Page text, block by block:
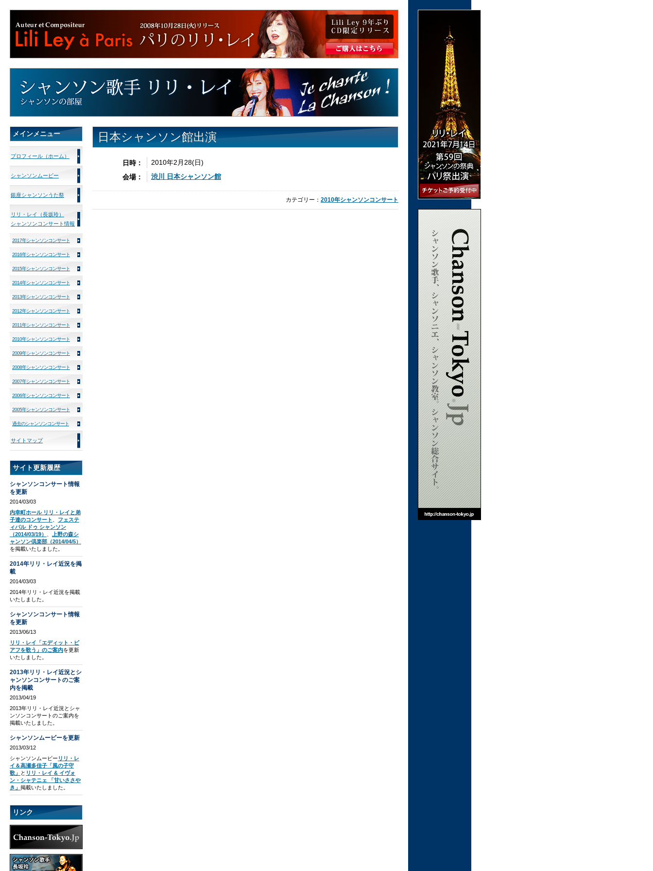
日本シャンソン館出演
日時：
2010年2月28(日)
会場：
渋川 日本シャンソン館
カテゴリー： 2010年シャンソンコンサート
メインメニュー
プロフィール（ホーム）
シャンソンムービー
銀座シャンソンうた祭
リリ・レイ（長坂玲）
シャンソンコンサート情報
2017年シャンソンコンサート
2016年シャンソンコンサート
2015年シャンソンコンサート
2014年シャンソンコンサート
2013年シャンソンコンサート
2012年シャンソンコンサート
2011年シャンソンコンサート
2010年シャンソンコンサート
2009年シャンソンコンサート
2008年シャンソンコンサート
2007年シャンソンコンサート
2006年シャンソンコンサート
2005年シャンソンコンサート
過去のシャンソンコンサート
サイトマップ
サイト更新履歴
シャンソンコンサート情報
を更新
2014/03/03
内幸町ホール リリ・レイと弟
子達のコンサート
フェステ
ィバル ドゥ シャンソン
（2014/03/19）
上野の森シ
ャンソン倶楽部（2014/04/5）
を掲載いたしました。
2014年リリ・レイ近況を掲
載
2014/03/03
2014年リリ・レイ近況を掲載
いたしました。
シャンソンコンサート情報
を更新
2013/06/13
リリ・レイ「エディット・ピ
アフを歌う」のご案内を更新
いたしました。
2013年リリ・レイ近況とシ
ャンソンコンサートのご案
内を掲載
2013/04/19
2013年リリ・レイ近況とシャ
ンソンコンサートのご案内を
掲載いたしました。
シャンソンムービーを更新
2013/03/12
シャンソンムービー リリ・レ
イ＆高瀬多佳子「風の子守
歌」
と リリ・レイ & イヴォ
ン・シャテニェ 「甘いささや
き」 掲載いたしました。
リンク